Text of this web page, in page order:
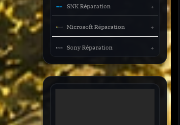
SNK Réparation
Microsoft Réparation
Sony Réparation